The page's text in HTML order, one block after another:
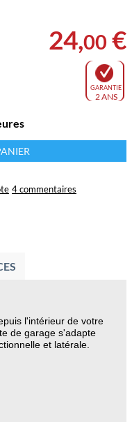
24,00 €
GARANTIE
2 ANS
4 commentaires
l'intérieur de votre
de garage s'adapte
et latérale.